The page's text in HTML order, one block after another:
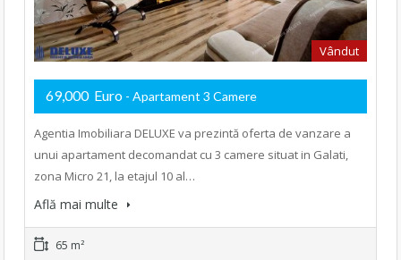
Vândut
69,000 Euro - Apartament 3 Camere
Agentia Imobiliara DELUXE va prezintă oferta de vanzare a
unui apartament decomandat cu 3 camere situat in Galati,
zona Micro 21, la etajul 10 al…
Află mai multe
65 m²